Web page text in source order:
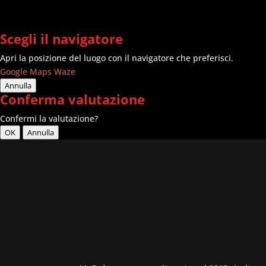
Scegli il navigatore
Apri la posizione del luogo con il navigatore che preferisci.
Google Maps Waze
Annulla
Conferma valutazione
Confermi la valutazione?
OK Annulla